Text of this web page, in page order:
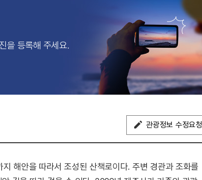
을등록해 주세요.
관광정보 수정요청
해안을 따라서 조성된 산책로이다. 주변 경관과 조화를